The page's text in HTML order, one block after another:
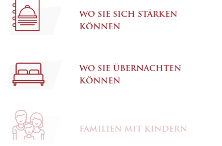
WO SIE SICH STÄRKEN
KÖNNEN
WO SIE ÜBERNACHTEN
KÖNNEN
FAMILIEN MIT KINDERN